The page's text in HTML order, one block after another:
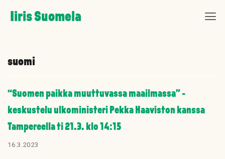
Skip
to
Iiris Suomela
suomi
“Suomen paikka muuttuvassa maailmassa” -
keskustelu ulkoministeri Pekka Haaviston kanssa
Tampereella ti 21.3. klo 14:15
16.3.2023